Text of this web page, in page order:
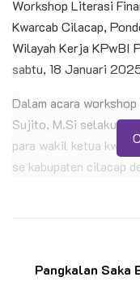
Workshop Literasi
Kwarcab Cilacap,
Wilayah Kerja KPwBI
sabtu, 18 Januari
Dalam acara
Sujito, M.Si selaku
para wakil ketua
se kabupaten cilacap
Petani
Pangkalan Saka